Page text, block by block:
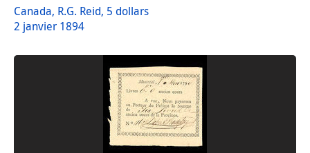
Canada, R.G. Reid, 5 dollars
2 janvier 1894